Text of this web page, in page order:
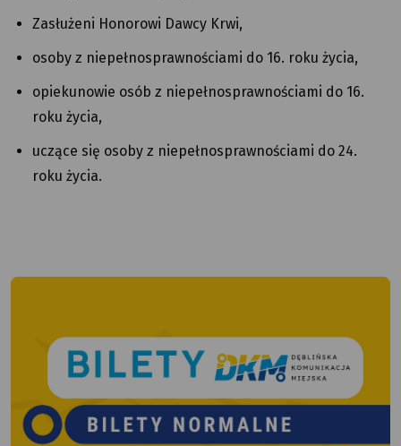
Zasłużeni Honorowi Dawcy Krwi,
osoby z niepełnosprawnościami do 16. roku życia,
opiekunowie osób z niepełnosprawnościami do 16.
roku życia,
uczące się osoby z niepełnosprawnościami do 24.
roku życia.